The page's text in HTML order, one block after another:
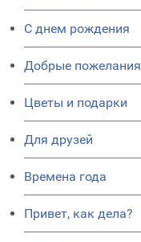
C днем рождения
Добрые пожелания
Цветы и подарки
Для друзей
Времена года
Привет, как дела?